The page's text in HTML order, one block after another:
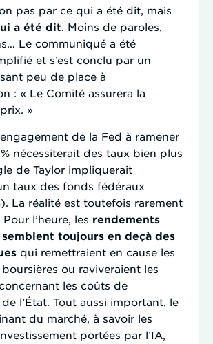
pas par ce qui a été dit, mais
a été dit. Moins de paroles,
Le communiqué a été
et s’est conclu par un
peu de place à
: « Le Comité assurera la
»
de la Fed à ramener
nécessiterait des taux bien plus
de Taylor impliquerait
taux des fonds fédéraux
La réalité est toutefois rarement
l’heure, les rendements
toujours en deçà des
qui remettraient en cause les
ou raviveraient les
les coûts de
l’État. Tout aussi important, le
du marché, à savoir les
portées par l’IA,